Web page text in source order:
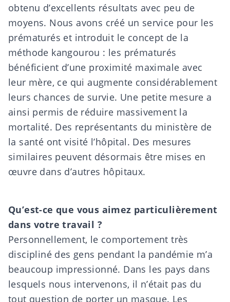
obtenu d’excellents résultats avec peu de
moyens. Nous avons créé un service pour les
prématurés et introduit le concept de la
méthode kangourou : les prématurés
bénéficient d’une proximité maximale avec
leur mère, ce qui augmente considérablement
leurs chances de survie. Une petite mesure a
ainsi permis de réduire massivement la
mortalité. Des représentants du ministère de
la santé ont visité l’hôpital. Des mesures
similaires peuvent désormais être mises en
œuvre dans d’autres hôpitaux.
Qu’est-ce que vous aimez particulièrement
dans votre travail ?
Personnellement, le comportement très
discipliné des gens pendant la pandémie m’a
beaucoup impressionné. Dans les pays dans
lesquels nous intervenons, il n’était pas du
tout question de porter un masque. Les